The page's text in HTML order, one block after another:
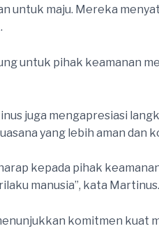
untuk maju. Mereka
untuk pihak keamanan
juga mengapresiasi
yang lebih aman dan
kepada pihak
manusia”, kata Martinus.
komitmen kuat